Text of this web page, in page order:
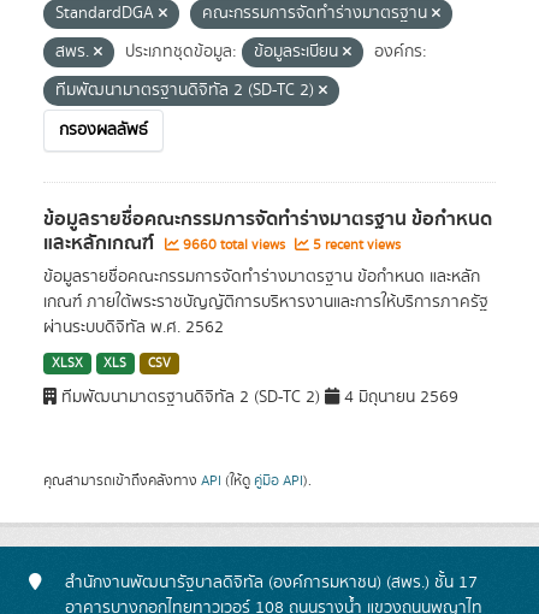
StandardDGA
คณะกรรมการจัดทำร่างมาตรฐาน
สพร.
ประเภทชุดข้อมูล: ข้อมูลระเบียน
องค์กร:
ทีมพัฒนามาตรฐานดิจิทัล 2 (SD-TC 2)
กรองผลลัพธ์
ข้อมูลรายชื่อคณะกรรมการจัดทำร่างมาตรฐาน ข้อกำหนด
และหลักเกณฑ์ 9660 total views 5 recent views
ข้อมูลรายชื่อคณะกรรมการจัดทำร่างมาตรฐาน ข้อกำหนด และหลัก
เกณฑ์ ภายใต้พระราชบัญญัติการบริหารงานและการให้บริการภาครัฐ
ผ่านระบบดิจิทัล พ.ศ. 2562
XLSX XLS CSV
ทีมพัฒนามาตรฐานดิจิทัล 2 (SD-TC 2) 4 มิถุนายน 2569
คุณสามารถเข้าถึงคลังทาง API (ให้ดู คู่มือ API).
สำนักงานพัฒนารัฐบาลดิจิทัล (องค์การมหาชน) (สพร.) ชั้น 17
อาคารบางกอกไทยทาวเวอร์ 108 ถนนรางน้ำ แขวงถนนพญาไท